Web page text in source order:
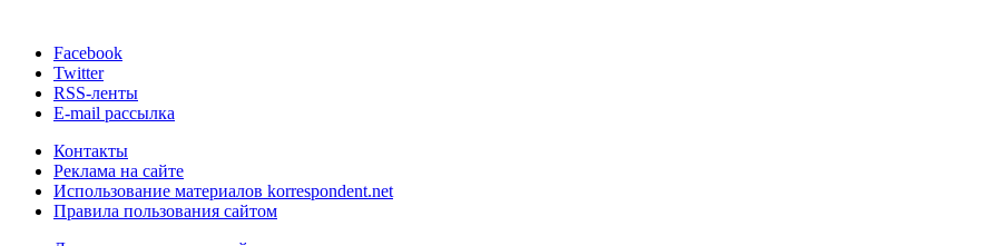
Facebook
Twitter
RSS-ленты
E-mail рассылка
Контакты
Реклама на сайте
Использование материалов korrespondent.net
Правила пользования сайтом